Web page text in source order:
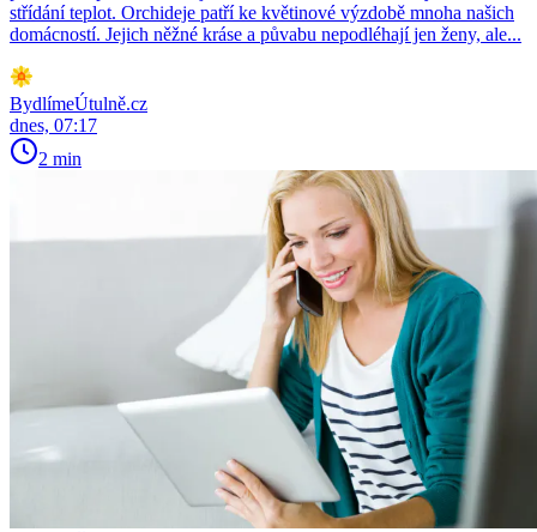
střídání teplot. Orchideje patří ke květinové výzdobě mnoha našich
domácností. Jejich něžné kráse a půvabu nepodléhají jen ženy, ale...
BydlímeÚtulně.cz
dnes, 07:17
2 min